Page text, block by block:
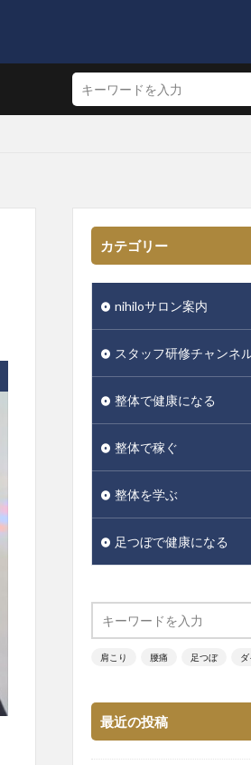
カテゴリー
nihiloサロン案内
スタッフ研修チャンネ
整体で健康になる
整体で稼ぐ
整体を学ぶ
足つぼで健康になる
肩こり 腰痛 足つぼ
最近の投稿